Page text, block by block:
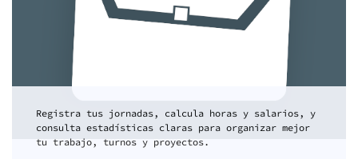
Registra tus jornadas, calcula horas y salarios, y
consulta estadísticas claras para organizar mejor
tu trabajo, turnos y proyectos.